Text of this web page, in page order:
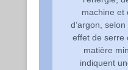
machine et
d’argon,
effet de serre
matière
indiquent